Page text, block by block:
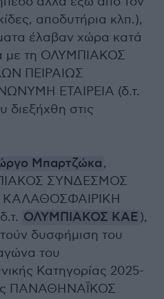
αποδυτήρια κλπ.),
έλαβαν χώρα κατά
με τη ΟΛΥΜΠΙΑΚΟΣ
ΠΕΙΡΑΙΩΣ
ΕΤΑΙΡΕΙΑ (δ.τ.
στις
Μπαρτζώκα,
ΣΥΝΔΕΣΜΟΣ
ΟΛΥΜΠΙΑΚΟΣ ΚΑΕ),
δυσφήμιση του
του
Κατηγορίας 2025-
ΠΑΝΑΘΗΝΑΪΚΟΣ